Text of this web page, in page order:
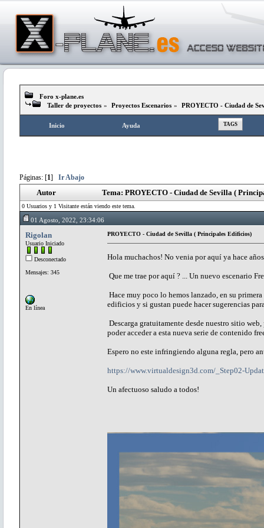
Foro x-plane.es
Taller de proyectos » Proyectos Escenarios » PROYECTO - Ciudad de
Inicio Ayuda TAGS
Páginas: [1] Ir Abajo
Autor Tema: PROYECTO - Ciudad de Sevilla (
0 Usuarios y 1 Visitante están viendo este tema.
01 Agosto, 2022, 23:34:06
Rigolan
Usuario Iniciado
Desconectado
Mensajes: 345
En línea
PROYECTO - Ciudad de Sevilla ( Principales Edificios)
Hola muchachos! No venia por aquí ya hace
Que me trae por aquí ? ... Un nuevo escenario
Hace muy poco lo hemos lanzado, en su
edificios y si gustan puede hacer sugerencias
Descarga gratuitamente desde nuestro sitio
poder acceder a esta nueva serie de contenido
Espero no este infringiendo alguna regla, pero
https://www.virtualdesign3d.com/_Step02-
Un afectuoso saludo a todos!